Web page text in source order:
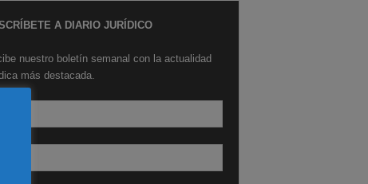
A DIARIO JURÍDICO
nuestro boletín semanal con la actualidad
más destacada.